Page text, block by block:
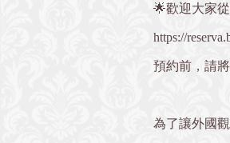
🌟歡迎大家
https://
預約前，請
為了讓外國